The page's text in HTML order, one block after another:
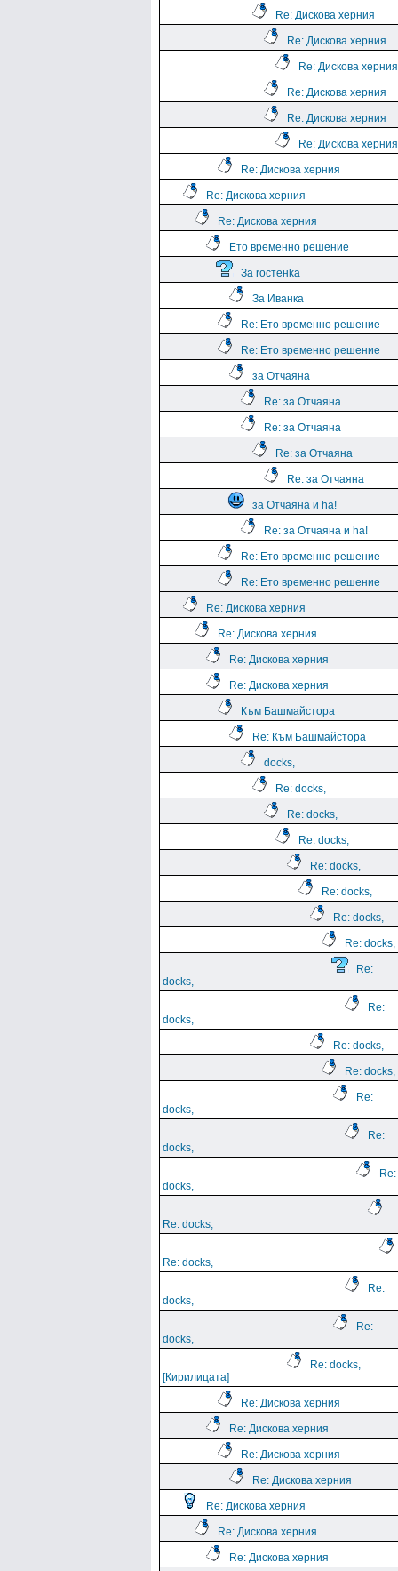
Re: Дискова херния
Re: Дискова херния
Re: Дискова херния
Re: Дискова херния
Re: Дискова херния
Re: Дискова херния
Re: Дискова херния
Re: Дискова херния
Re: Дискова херния
Ето временно решение
За rocтeнka
За Иванка
Re: Ето временно решение
Re: Ето временно решение
за Отчаяна
Re: за Отчаяна
Re: за Отчаяна
Re: за Отчаяна
Re: за Отчаяна
за Отчаяна и ha!
Re: за Отчаяна и ha!
Re: Ето временно решение
Re: Ето временно решение
Re: Дискова херния
Re: Дискова херния
Re: Дискова херния
Re: Дискова херния
Към Башмайстора
Re: Към Башмайстора
docks,
Re: docks,
Re: docks,
Re: docks,
Re: docks,
Re: docks,
Re: docks,
Re: docks,
Re:
docks,
Re:
docks,
Re: docks,
Re: docks,
Re:
docks,
Re:
docks,
Re:
docks,
Re: docks,
Re: docks,
Re:
docks,
Re:
docks,
Re: docks,
[Кирилицата]
Re: Дискова херния
Re: Дискова херния
Re: Дискова херния
Re: Дискова херния
Re: Дискова херния
Re: Дискова херния
Re: Дискова херния